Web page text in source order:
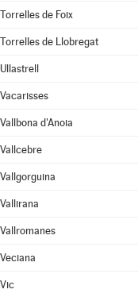
Torrelles de Foix
Torrelles de Llobregat
Ullastrell
Vacarisses
Vallbona d'Anoia
Vallcebre
Vallgorguina
Vallirana
Vallromanes
Veciana
Vic